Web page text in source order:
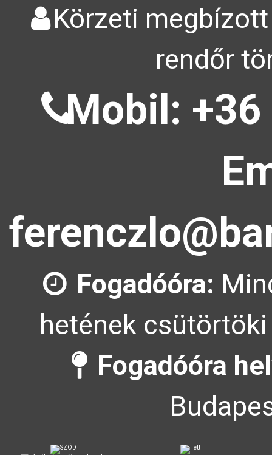
Körzeti megbízott
rendőr
Mobil: +36
Fogadóóra:
hetének
Fogadóóra